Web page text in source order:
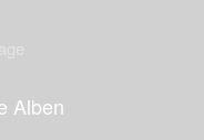
Alben